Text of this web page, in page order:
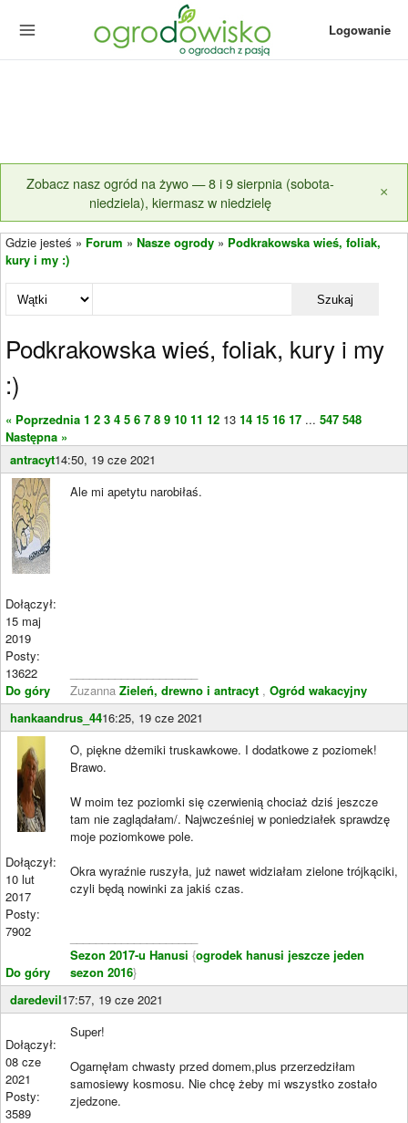
Logowanie
Zobacz nasz ogród na żywo — 8 i 9 sierpnia (sobota-
niedziela), kiermasz w niedzielę
×
Gdzie jesteś » Forum » Nasze ogrody » Podkrakowska wieś, foliak,
kury i my :)
Szukaj
Podkrakowska wieś, foliak, kury i my
:)
« Poprzednia 1 2 3 4 5 6 7 8 9 10 11 12 13 14 15 16 17 ... 547 548
Następna »
antracyt14:50, 19 cze 2021
Dołączył:
15 maj
2019
Posty:
13622
Do góry
Ale mi apetytu narobiłaś.
Zuzanna Zieleń, drewno i antracyt , Ogród wakacyjny
hankaandrus_4416:25, 19 cze 2021
Dołączył:
10 lut
2017
Posty:
7902
Do góry
O, piękne dżemiki truskawkowe. I dodatkowe z poziomek!
Brawo.
W moim tez poziomki się czerwienią chociaż dziś jeszcze
tam nie zaglądałam/. Najwcześniej w poniedziałek sprawdzę
moje poziomkowe pole.
Okra wyraźnie ruszyła, już nawet widziałam zielone trójkąciki,
czyli będą nowinki za jakiś czas.
Sezon 2017-u Hanusi {ogrodek hanusi jeszcze jeden
sezon 2016}
daredevil17:57, 19 cze 2021
Dołączył:
08 cze
2021
Posty:
3589
Super!
Ogarnęłam chwasty przed domem,plus przerzedziłam
samosiewy kosmosu. Nie chcę żeby mi wszystko zostało
zjedzone.